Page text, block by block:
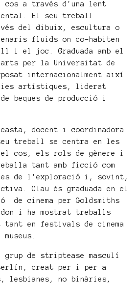
cos a través d'una lent
El seu treball
del dibuix, escultura o
fluids on co-habiten
i el joc. Graduada amb el
arts per la Universitat de
internacionalment així
artístiques, liderat
beques de producció i
docent i coordinadora
treball se centra en les
cos, els rols de gènere i
tant amb ficció com
des de l'exploració i, sovint,
Clau és graduada en el
de cinema per Goldsmiths
i ha mostrat treballs
tant en festivals de cinema
grup de striptease masculí
Berlín, creat per i per a
lesbianes, no binàries,